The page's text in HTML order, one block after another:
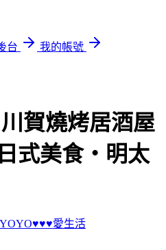
台
我的帳號
川賀燒烤居酒屋
式美食‧明太
YOYO♥♥♥愛生活